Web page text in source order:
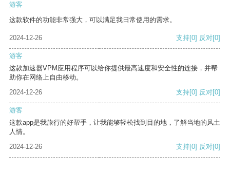
游客
这款软件的功能非常强大，可以满足我日常使用的需求。
2024-12-26 支持[0] 反对[0]
游客
这款加速器VPM应用程序可以给你提供最高速度和安全性的连接，并帮
助你在网络上自由移动。
2024-12-26
支持[0] 反对[0]
游客
这款app是我旅行的好帮手，让我能够轻松找到目的地，了解当地的风土
人情。
2024-12-26
支持[0] 反对[0]